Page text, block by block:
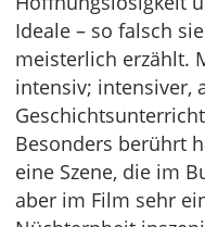
Ideale – so falsch
meisterlich erzählt.
intensiv; intensiver,
Besonders berührt
eine Szene, die im
aber im Film sehr